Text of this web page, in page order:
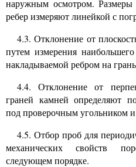
наружным осмотром. Размеры
ребер измеряют линейкой с
4.3. Отклонение от
путем измерения
накладываемой ребром на
4.4. Отклонение от
граней камней определяют
под проверочным угольником
4.5. Отбор проб для
механических свойств
следующем порядке.